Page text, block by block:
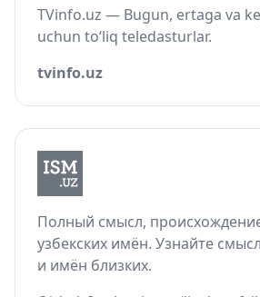
TVinfo.uz — Bugun, ertaga va
uchun to‘liq teledasturlar.
tvinfo.uz
Полный смысл,
узбекских имён. Узнайте
и имён близких.